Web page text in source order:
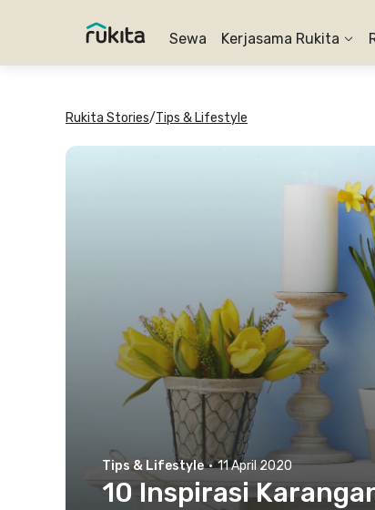
Sewa Kerjasama Rukita
Rukita Stories/Tips & Lifestyle
Tips & Lifestyle · 11 April 2020
10 Inspirasi